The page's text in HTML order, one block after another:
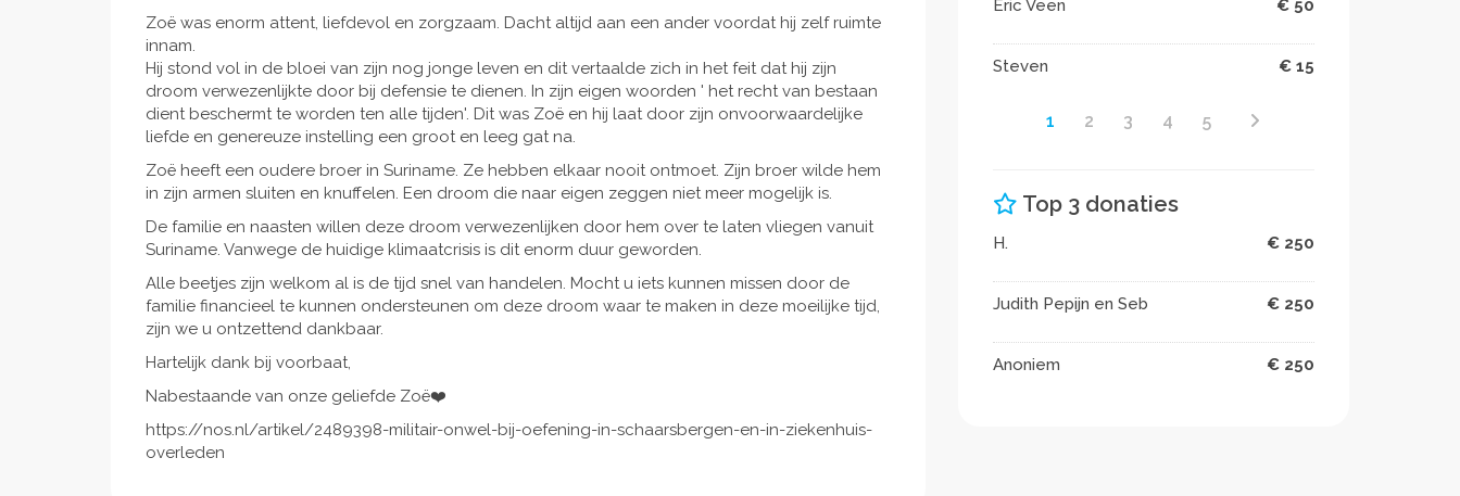
Zoë was enorm attent, liefdevol en zorgzaam. Dacht altijd aan een ander voordat hij zelf ruimte
innam.
Hij stond vol in de bloei van zijn nog jonge leven en dit vertaalde zich in het feit dat hij zijn
droom verwezenlijkte door bij defensie te dienen. In zijn eigen woorden ' het recht van bestaan
dient beschermt te worden ten alle tijden'. Dit was Zoë en hij laat door zijn onvoorwaardelijke
liefde en genereuze instelling een groot en leeg gat na.
Zoë heeft een oudere broer in Suriname. Ze hebben elkaar nooit ontmoet. Zijn broer wilde hem
in zijn armen sluiten en knuffelen. Een droom die naar eigen zeggen niet meer mogelijk is.
De familie en naasten willen deze droom verwezenlijken door hem over te laten vliegen vanuit
Suriname. Vanwege de huidige klimaatcrisis is dit enorm duur geworden.
Alle beetjes zijn welkom al is de tijd snel van handelen. Mocht u iets kunnen missen door de
familie financieel te kunnen ondersteunen om deze droom waar te maken in deze moeilijke tijd,
zijn we u ontzettend dankbaar.
Hartelijk dank bij voorbaat,
Nabestaande van onze geliefde Zoë❤️
https://nos.nl/artikel/2489398-militair-onwel-bij-oefening-in-schaarsbergen-en-in-ziekenhuis-
overleden
Eric Veen € 50
Steven € 15
1 2 3 4 5
Top 3 donaties
H. € 250
Judith Pepijn en Seb € 250
Anoniem € 250